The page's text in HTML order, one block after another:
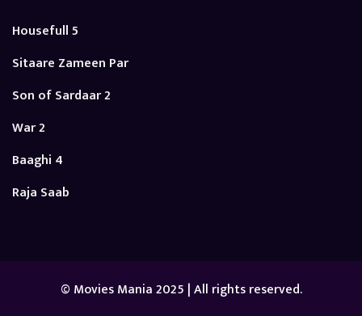
Housefull 5
Sitaare Zameen Par
Son of Sardaar 2
War 2
Baaghi 4
Raja Saab
© Movies Mania 2025 | All rights reserved.